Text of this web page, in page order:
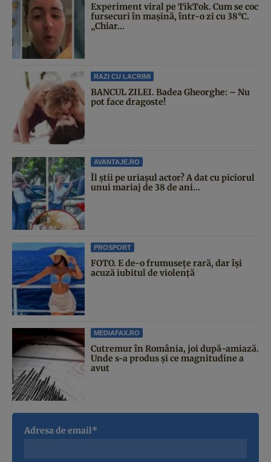
Experiment viral pe TikTok. Cum se coc
fursecuri în mașină, într-o zi cu 38°C.
„Chiar...
RAZI CU LACRIMI
BANCUL ZILEI. Badea Gheorghe: – Nu
pot face dragoste!
AVANTAJE.RO
Îl știi pe uriașul actor? A dat cu piciorul
unui mariaj de 38 de ani...
PROSPORT
FOTO. E de-o frumusețe rară, dar își
acuză iubitul de violență
MEDIAFAX.RO
Cutremur în România, joi după-amiază.
Unde s-a produs și ce magnitudine a
avut
Adresa de email*